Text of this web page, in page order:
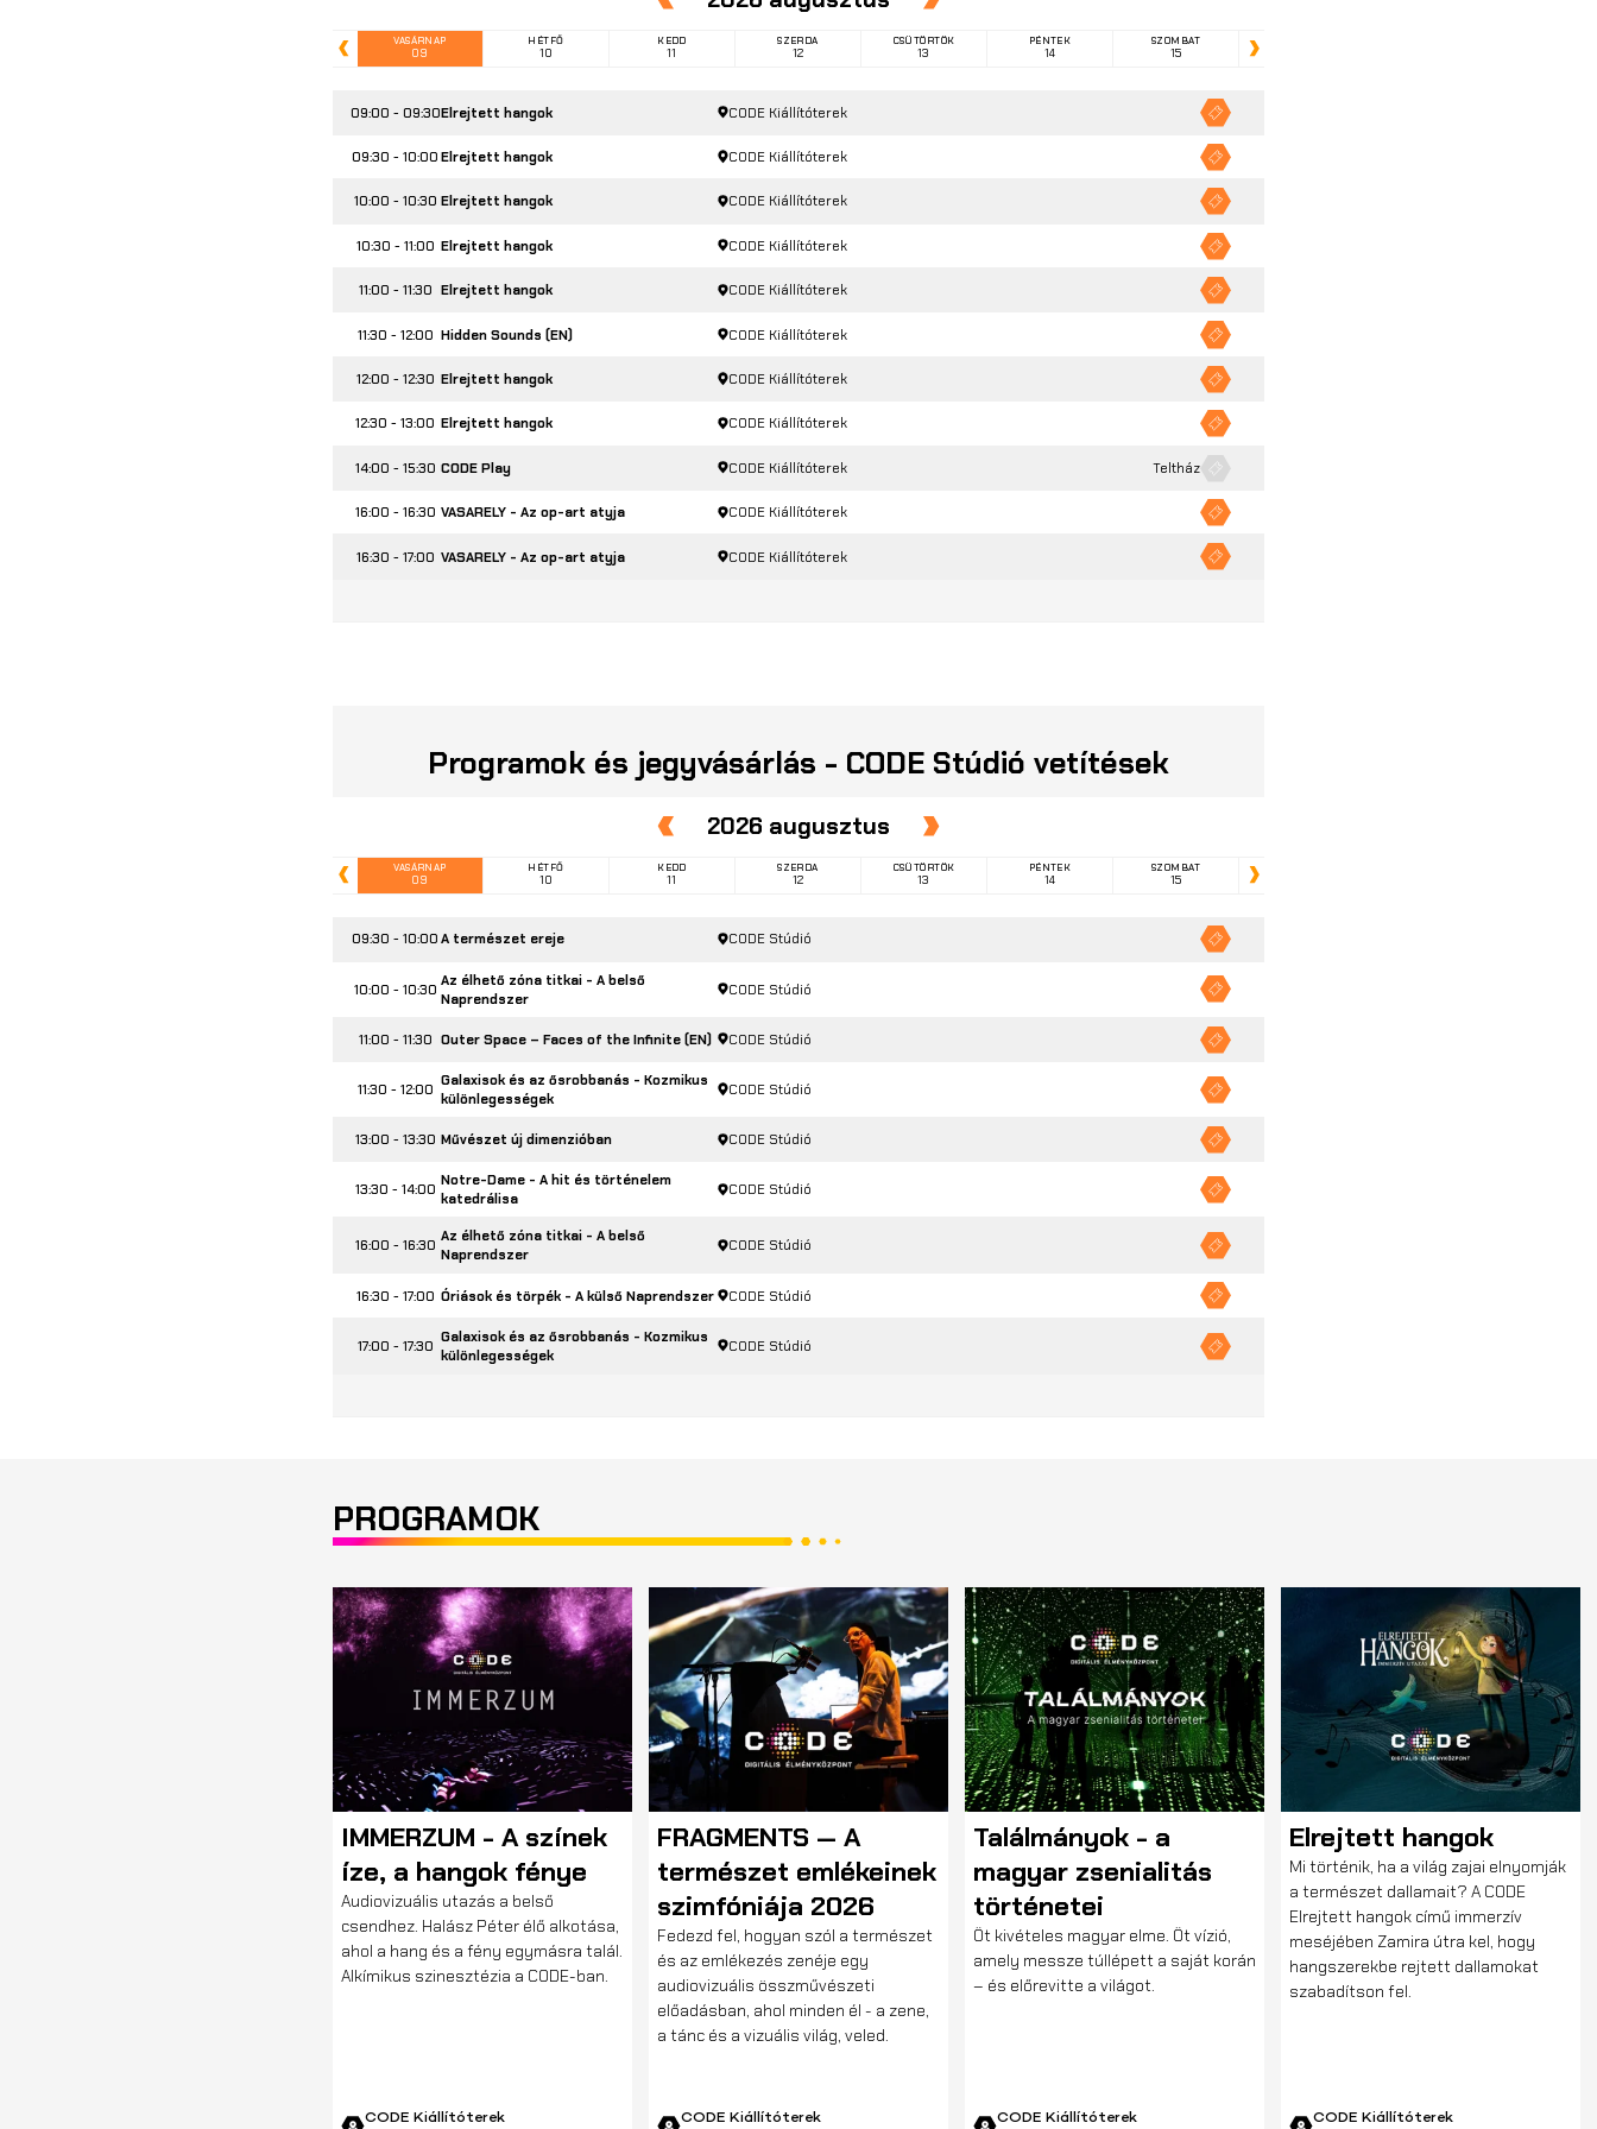
Előző
VASÁRNAP
09
HÉTFŐ
10
KEDD
11
SZERDA
12
CSÜTÖRTÖK
13
PÉNTEK
14
SZOMBAT
15 Következő
09:00 - 09:30Elrejtett hangok CODE Kiállítóterek Vásárlás
09:30 - 10:00 Elrejtett hangok CODE Kiállítóterek Vásárlás
10:00 - 10:30 Elrejtett hangok CODE Kiállítóterek Vásárlás
10:30 - 11:00 Elrejtett hangok CODE Kiállítóterek Vásárlás
11:00 - 11:30 Elrejtett hangok CODE Kiállítóterek Vásárlás
11:30 - 12:00 Hidden Sounds (EN) CODE Kiállítóterek Vásárlás
12:00 - 12:30 Elrejtett hangok CODE Kiállítóterek Vásárlás
12:30 - 13:00 Elrejtett hangok CODE Kiállítóterek Vásárlás
14:00 - 15:30 CODE Play CODE Kiállítóterek Teltház
16:00 - 16:30 VASARELY - Az op-art atyja CODE Kiállítóterek Vásárlás
16:30 - 17:00 VASARELY - Az op-art atyja CODE Kiállítóterek Vásárlás
Programok és jegyvásárlás - CODE Stúdió vetítések
2026 augusztus
Előző
VASÁRNAP
09
HÉTFŐ
10
KEDD
11
SZERDA
12
CSÜTÖRTÖK
13
PÉNTEK
14
SZOMBAT
15 Következő
09:30 - 10:00 A természet ereje CODE Stúdió Vásárlás
10:00 - 10:30
Az élhető zóna titkai - A belső
Naprendszer
CODE Stúdió Vásárlás
11:00 - 11:30 Outer Space – Faces of the Infinite (EN) CODE Stúdió Vásárlás
11:30 - 12:00
Galaxisok és az ősrobbanás - Kozmikus
különlegességek
CODE Stúdió Vásárlás
13:00 - 13:30 Művészet új dimenzióban CODE Stúdió Vásárlás
13:30 - 14:00
Notre-Dame - A hit és történelem
katedrálisa
CODE Stúdió Vásárlás
16:00 - 16:30
Az élhető zóna titkai - A belső
Naprendszer
CODE Stúdió Vásárlás
16:30 - 17:00 Óriások és törpék - A külső Naprendszer CODE Stúdió Vásárlás
17:00 - 17:30
Galaxisok és az ősrobbanás - Kozmikus
különlegességek
CODE Stúdió Vásárlás
PROGRAMOK
VILLÓDZÓ FÉNYEK
IMMERZUM - A színek
íze, a hangok fénye
Audiovizuális utazás a belső
csendhez. Halász Péter élő alkotása,
ahol a hang és a fény egymásra talál.
Alkímikus szinesztézia a CODE-ban.
CODE Kiállítóterek
AZ ELŐADÁS PONTOSAN KEZDŐDIK ÉS
AZ ESEMÉNY JELLEGÉBŐL FAKADÓAN
A KÉSŐN JÖVŐKET NEM ÁLL
MÓDUNKBAN BEENGEDNI.
FRAGMENTS — A
természet emlékeinek
szimfóniája 2026
Fedezd fel, hogyan szól a természet
és az emlékezés zenéje egy
audiovizuális összművészeti
előadásban, ahol minden él - a zene,
a tánc és a vizuális világ, veled.
CODE Kiállítóterek
VILLÓDZÓ FÉNYEK
Találmányok - a
magyar zsenialitás
történetei
Öt kivételes magyar elme. Öt vízió,
amely messze túllépett a saját korán
– és előrevitte a világot.
CODE Kiállítóterek
MOZGÁSKORLÁTOZOTT
SZEMÉLYEKHEZ IGAZÍTOTT
Elrejtett hangok
Mi történik, ha a világ zajai elnyomják
a természet dallamait? A CODE
Elrejtett hangok című immerzív
meséjében Zamira útra kel, hogy
hangszerekbe rejtett dallamokat
szabadítson fel.
CODE Kiállítóterek